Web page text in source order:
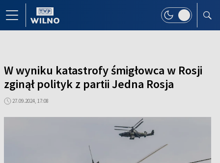
W wyniku katastrofy śmigłowca w Rosji
zginął polityk z partii Jedna Rosja
27.09.2024, 17:08